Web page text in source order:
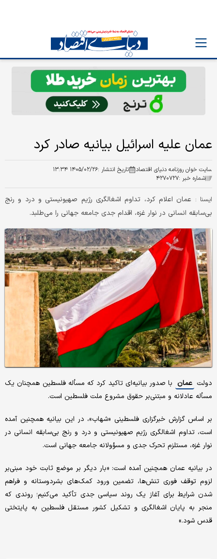
عمان علیه اسرائیل بیانیه صادر کرد
سایت خوان روزنامه دنیای اقتصاد تاریخ انتشار :۱۴۰۵/۰۲/۲۶ ۱۳:۳۴
شماره خبر :۴۲۷۰۷۲۷
ايسنا : عمان اعلام کرد، تداوم اشغالگری رژیم صهیونیستی و درد و رنج
بی‌سابقه انسانی در نوار غزه، اقدام جدی جامعه جهانی را می‌طلبد.
دولت عمان با صدور بیانیه‌ای تاکید کرد که مسأله فلسطین همچنان یک
مسأله عادلانه و مبتنی‌بر حقوق مشروع ملت فلسطین است.
بر اساس گزارش خبرگزاری فلسطینی «شهاب»، در این بیانیه همچنین آمده
است، تداوم اشغالگری رژیم صهیونیستی و درد و رنج بی‌سابقه انسانی در
نوار غزه، مستلزم تحرک جدی و مسؤولانه جامعه جهانی است.
در بیانیه عمان همچنین آمده است: «بار دیگر بر موضع ثابت خود مبنی‌بر
لزوم توقف فوری تنش‌ها، تضمین ورود کمک‌های بشردوستانه و فراهم
شدن شرایط برای آغاز یک روند سیاسی جدی تأکید می‌کنیم؛ روندی که
منجر به پایان اشغالگری و تشکیل کشور مستقل فلسطین به پایتختی
قدس شود.»